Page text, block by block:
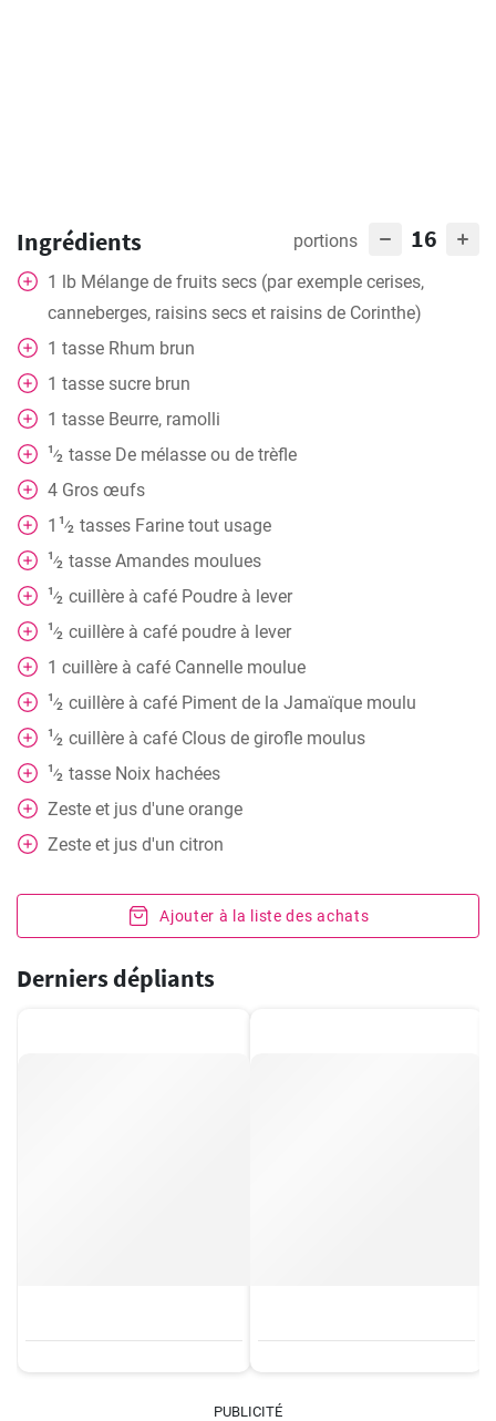
Ingrédients portions 16
1 lb Mélange de fruits secs (par exemple cerises,
canneberges, raisins secs et raisins de Corinthe)
1 tasse Rhum brun
1 tasse sucre brun
1 tasse Beurre, ramolli
1⁄2 tasse De mélasse ou de trèfle
4 Gros œufs
1 1⁄2 tasses Farine tout usage
1⁄2 tasse Amandes moulues
1⁄2 cuillère à café Poudre à lever
1⁄2 cuillère à café poudre à lever
1 cuillère à café Cannelle moulue
1⁄2 cuillère à café Piment de la Jamaïque moulu
1⁄2 cuillère à café Clous de girofle moulus
1⁄2 tasse Noix hachées
Zeste et jus d'une orange
Zeste et jus d'un citron
Ajouter à la liste des achats
Derniers dépliants
PUBLICITÉ